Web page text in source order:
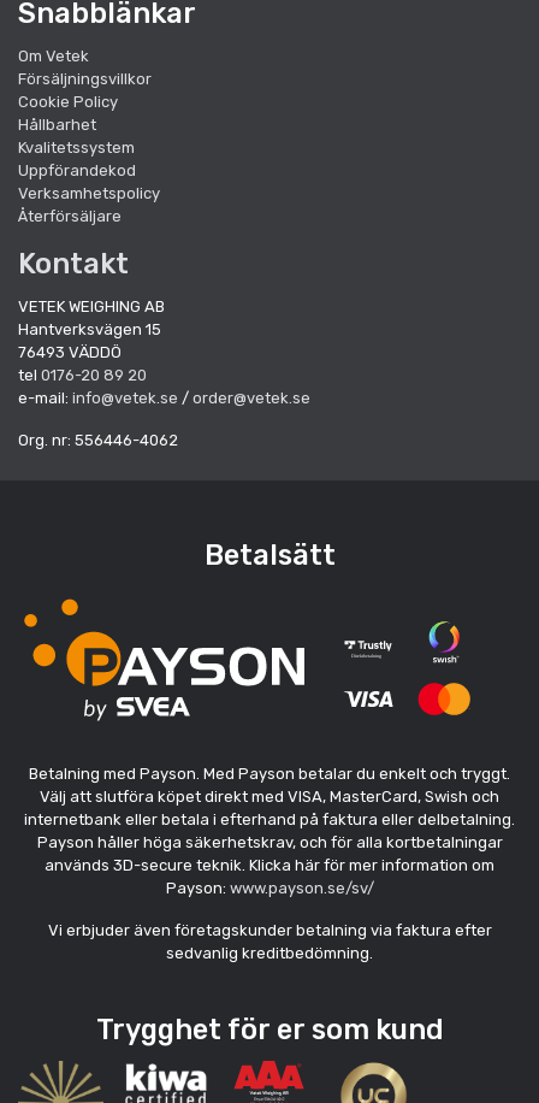
Snabblänkar
Om Vetek
Försäljningsvillkor
Cookie Policy
Hållbarhet
Kvalitetssystem
Uppförandekod
Verksamhetspolicy
Återförsäljare
Kontakt
VETEK WEIGHING AB
Hantverksvägen 15
76493 VÄDDÖ
tel 0176-20 89 20
e-mail: info@vetek.se / order@vetek.se
Org. nr: 556446-4062
Betalsätt
Betalning med Payson. Med Payson betalar du enkelt och tryggt.
Välj att slutföra köpet direkt med VISA, MasterCard, Swish och
internetbank eller betala i efterhand på faktura eller delbetalning.
Payson håller höga säkerhetskrav, och för alla kortbetalningar
används 3D-secure teknik. Klicka här för mer information om
Payson: www.payson.se/sv/
Vi erbjuder även företagskunder betalning via faktura efter
sedvanlig kreditbedömning.
Trygghet för er som kund